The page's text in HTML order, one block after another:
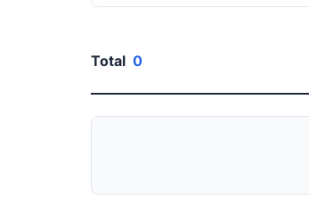
Total 0